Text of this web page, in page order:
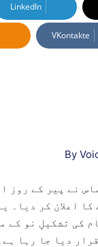
LinkedIn
VKontakte
By
نے پیر کے روز
اعلان کر دیا۔
کی تشکیلِ نو کے
دیا جا رہا